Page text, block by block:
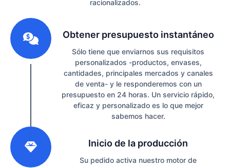
racionalizados.
Obtener presupuesto instantáneo
Sólo tiene que enviarnos sus requisitos
personalizados -productos, envases,
cantidades, principales mercados y canales
de venta- y le responderemos con un
presupuesto en 24 horas. Un servicio rápido,
eficaz y personalizado es lo que mejor
sabemos hacer.
Inicio de la producción
Su pedido activa nuestro motor de